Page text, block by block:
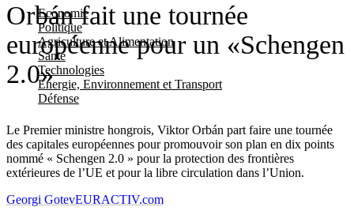
Economie
Politique
Agriculture et Alimentation
Santé
Technologies
Energie, Environnement et Transport
Défense
Orbán fait une tournée
européenne pour un «Schengen
2.0»
Le Premier ministre hongrois, Viktor Orbán part faire une tournée
des capitales européennes pour promouvoir son plan en dix points
nommé « Schengen 2.0 » pour la protection des frontières
extérieures de l’UE et pour la libre circulation dans l’Union.
Georgi GotevEURACTIV.com